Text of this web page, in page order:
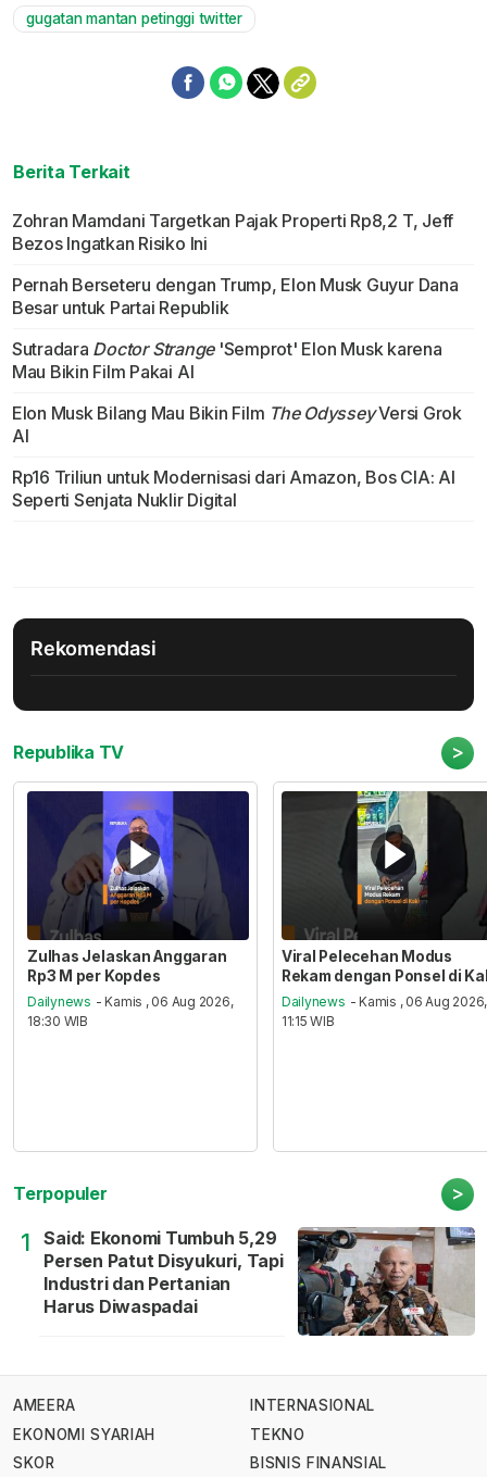
gugatan mantan petinggi twitter
Berita Terkait
Zohran Mamdani Targetkan Pajak Properti Rp8,2 T, Jeff
Bezos Ingatkan Risiko Ini
Pernah Berseteru dengan Trump, Elon Musk Guyur Dana
Besar untuk Partai Republik
Sutradara Doctor Strange'Semprot' Elon Musk karena
Mau Bikin Film Pakai AI
Elon Musk Bilang Mau Bikin Film The OdysseyVersi Grok
AI
Rp16 Triliun untuk Modernisasi dari Amazon, Bos CIA: AI
Seperti Senjata Nuklir Digital
Rekomendasi
Republika TV >
Zulhas Jelaskan Anggaran
Rp3 M per Kopdes
Dailynews - Kamis , 06 Aug 2026,
18:30 WIB
Viral Pelecehan Modus
Rekam dengan Ponsel di
Dailynews - Kamis , 06 Aug 2026,
11:15 WIB
Terpopuler >
1
Said: Ekonomi Tumbuh 5,29
Persen Patut Disyukuri, Tapi
Industri dan Pertanian
Harus Diwaspadai
AMEERA
EKONOMI SYARIAH
SKOR
INTERNASIONAL
TEKNO
BISNIS FINANSIAL